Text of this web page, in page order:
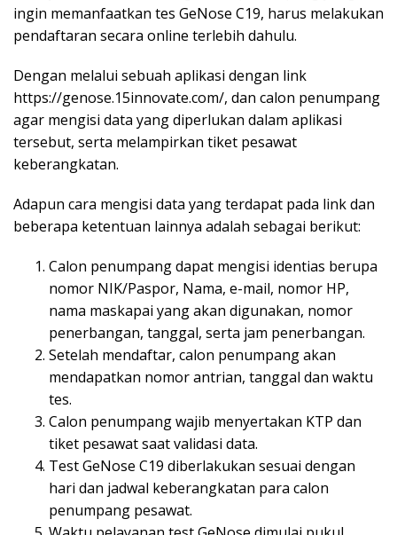
ingin memanfaatkan tes GeNose C19, harus melakukan
pendaftaran secara online terlebih dahulu.
Dengan melalui sebuah aplikasi dengan link
https://genose.15innovate.com/, dan calon penumpang
agar mengisi data yang diperlukan dalam aplikasi
tersebut, serta melampirkan tiket pesawat
keberangkatan.
Adapun cara mengisi data yang terdapat pada link dan
beberapa ketentuan lainnya adalah sebagai berikut:
Calon penumpang dapat mengisi identias berupa
nomor NIK/Paspor, Nama, e-mail, nomor HP,
nama maskapai yang akan digunakan, nomor
penerbangan, tanggal, serta jam penerbangan.
Setelah mendaftar, calon penumpang akan
mendapatkan nomor antrian, tanggal dan waktu
tes.
Calon penumpang wajib menyertakan KTP dan
tiket pesawat saat validasi data.
Test GeNose C19 diberlakukan sesuai dengan
hari dan jadwal keberangkatan para calon
penumpang pesawat.